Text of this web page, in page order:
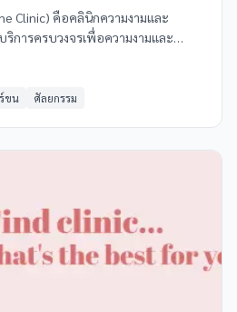
Clinic) คือคลินิกความงามและ
ารครบวงจรเพื่อความงามและ
ขน ศัลยกรรม